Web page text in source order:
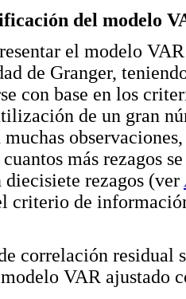
del modelo
el modelo
de Granger,
con base en los
de un gran
muchas
más rezagos
diecisiete rezagos (ver
criterio de
correlación residual
VAR ajustado